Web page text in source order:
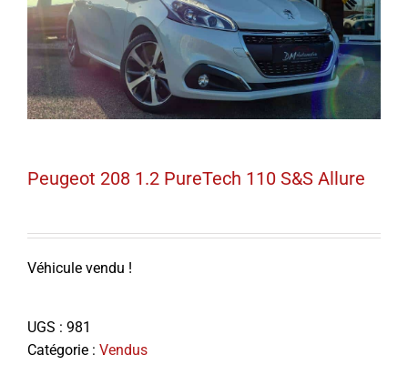
Peugeot 208 1.2 PureTech 110 S&S Allure
Véhicule vendu !
UGS : 981
Catégorie : Vendus